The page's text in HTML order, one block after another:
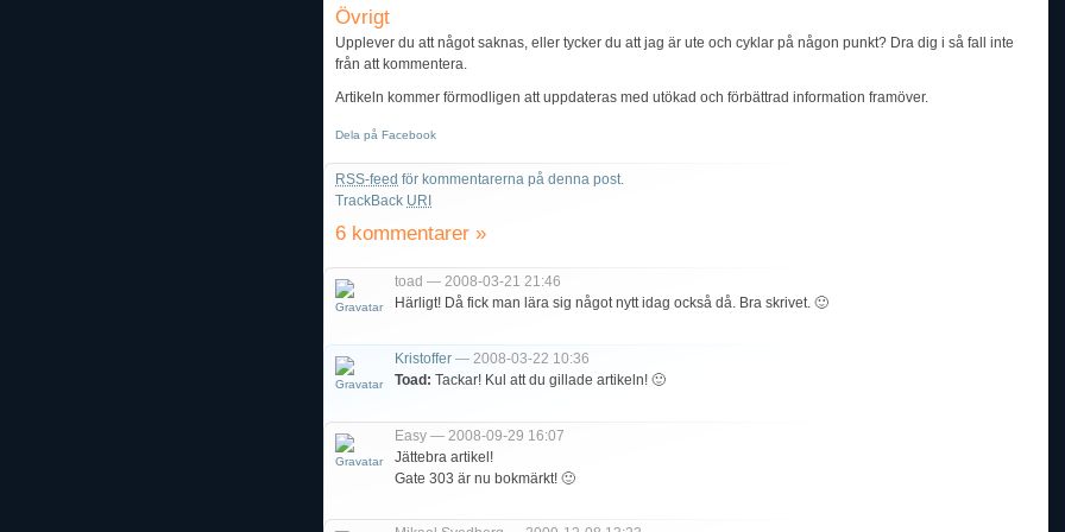
Övrigt
Upplever du att något saknas, eller tycker du att jag är ute och cyklar på någon punkt? Dra dig i så fall inte
från att kommentera.
Artikeln kommer förmodligen att uppdateras med utökad och förbättrad information framöver.
Dela på Facebook
RSS-feed för kommentarerna på denna post.
TrackBack URI
6 kommentarer »
toad — 2008-03-21 21:46
Härligt! Då fick man lära sig något nytt idag också då. Bra skrivet. 🙂
Kristoffer — 2008-03-22 10:36
Toad: Tackar! Kul att du gillade artikeln! 🙂
Easy — 2008-09-29 16:07
Jättebra artikel!
Gate 303 är nu bokmärkt! 🙂